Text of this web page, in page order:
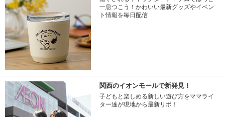
一息つこう！かわいい最新グッズやイベン
ト情報を毎日配信
関西のイオンモールで新発見！
子どもと楽しめる新しい遊び方をママライ
ター達が現地から最新リポ！